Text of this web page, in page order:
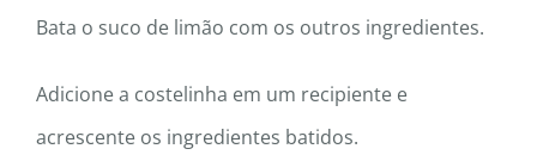
Bata o suco de limão com os outros ingredientes.
Adicione a costelinha em um recipiente e
acrescente os ingredientes batidos.